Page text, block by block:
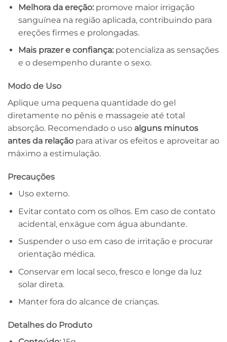
Melhora da ereção:promove maior irrigação
sanguínea na região aplicada, contribuindo para
ereções firmes e prolongadas.
Mais prazer e confiança:potencializa as sensações
e o desempenho durante o sexo.
Modo de Uso
Aplique uma pequena quantidade do gel
diretamente no pênis e massageie até total
absorção. Recomendado o uso alguns minutos
antes da relação para ativar os efeitos e aproveitar ao
máximo a estimulação.
Precauções
Uso externo.
Evitar contato com os olhos. Em caso de contato
acidental, enxágue com água abundante.
Suspender o uso em caso de irritação e procurar
orientação médica.
Conservar em local seco, fresco e longe da luz
solar direta.
Manter fora do alcance de crianças.
Detalhes do Produto